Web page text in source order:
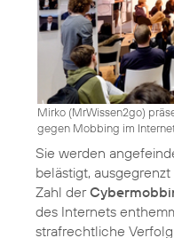
Mirko (MrWissen2go)
gegen Mobbing im
Sie werden
belästigt,
Zahl der
des Internets
strafrechtliche